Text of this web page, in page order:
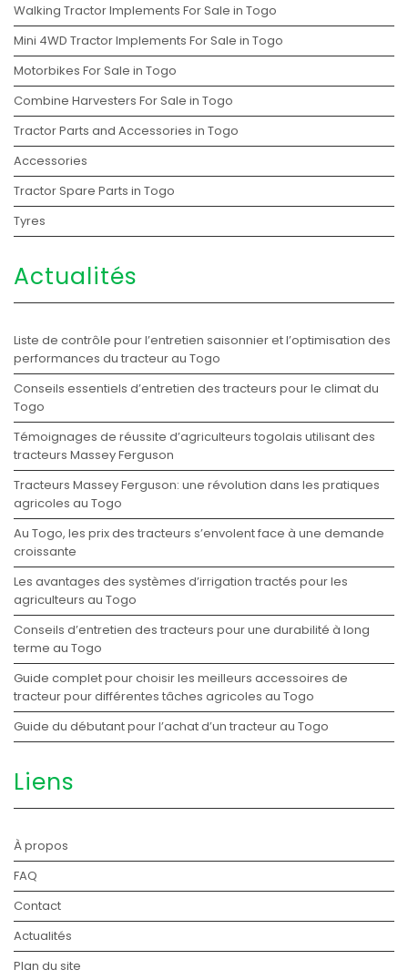
Walking Tractor Implements For Sale in Togo
Mini 4WD Tractor Implements For Sale in Togo
Motorbikes For Sale in Togo
Combine Harvesters For Sale in Togo
Tractor Parts and Accessories in Togo
Accessories
Tractor Spare Parts in Togo
Tyres
Actualités
Liste de contrôle pour l’entretien saisonnier et l’optimisation des
performances du tracteur au Togo
Conseils essentiels d’entretien des tracteurs pour le climat du
Togo
Témoignages de réussite d’agriculteurs togolais utilisant des
tracteurs Massey Ferguson
Tracteurs Massey Ferguson: une révolution dans les pratiques
agricoles au Togo
Au Togo, les prix des tracteurs s’envolent face à une demande
croissante
Les avantages des systèmes d’irrigation tractés pour les
agriculteurs au Togo
Conseils d’entretien des tracteurs pour une durabilité à long
terme au Togo
Guide complet pour choisir les meilleurs accessoires de
tracteur pour différentes tâches agricoles au Togo
Guide du débutant pour l’achat d’un tracteur au Togo
Liens
À propos
FAQ
Contact
Actualités
Plan du site